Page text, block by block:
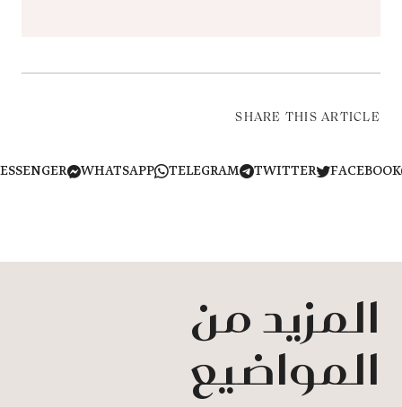
SHARE THIS ARTICLE
TWITTER
TELEGRAM
WHATSAPP
MESSENGER
المزيد من
المواضيع